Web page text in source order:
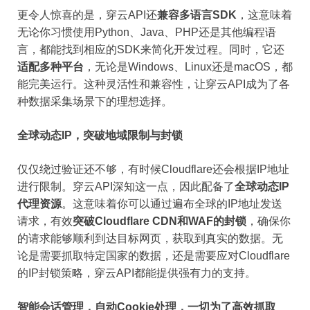
更令人惊喜的是，穿云API还兼容多语言SDK ，这意味着
无论你习惯使用Python、Java、PHP还是其他编程语
言，都能找到相应的SDK来简化开发过程。同时，它还
适配多种平台 ，无论是Windows、Linux还是macOS，都
能完美运行。这种灵活性和兼容性，让穿云API成为了各
种数据采集场景下的理想选择。
全球动态IP，突破地域限制与封锁
仅仅绕过验证还不够，有时候Cloudflare还会根据IP地址
进行限制。穿云API深知这一点，因此配备了全球动态IP
代理资源。这意味着你可以通过遍布全球的IP地址发送
请求，有效突破Cloudflare CDN和WAF的封锁 ，确保你
的请求能够顺利到达目标网页，获取到真实的数据。无
论是需要抓取特定国家的数据，还是需要应对Cloudflare
的IP封锁策略，穿云API都能提供强有力的支持。
智能会话管理，自动Cookie处理，一切为了高效抓取